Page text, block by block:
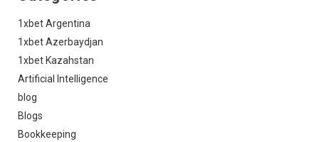
1xbet Argentina
1xbet Azerbaydjan
1xbet Kazahstan
Artificial Intelligence
blog
Blogs
Bookkeeping